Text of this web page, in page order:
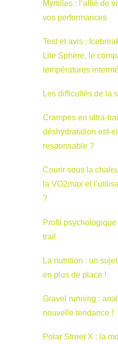
Myrtilles : l’allié de
vos performances
Test et avis :
Lite Sphère, le
températures
Les difficultés de la
Crampes en ultra-
déshydratation est-
responsable ?
Courir sous la
la VO2max et
?
Profil
trail
La nutrition : un
en plus de place !
Gravel running :
nouvelle tendance !
Polar Street X : la